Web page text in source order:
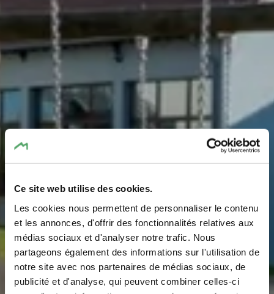
Ce site web utilise des cookies.
Les cookies nous permettent de personnaliser le contenu
et les annonces, d'offrir des fonctionnalités relatives aux
médias sociaux et d'analyser notre trafic. Nous
partageons également des informations sur l'utilisation de
notre site avec nos partenaires de médias sociaux, de
publicité et d'analyse, qui peuvent combiner celles-ci
Playground Beaufort
Where? Grand-Rue, 6310 Beaufort